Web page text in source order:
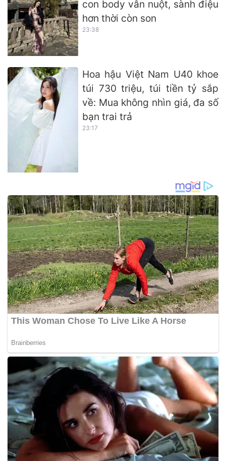
con body vẫn nuột, sành điệu
hơn thời còn son
23:38
Hoa hậu Việt Nam U40 khoe
túi 730 triệu, túi tiền tỷ sắp
về: Mua không nhìn giá, đa số
bạn trai trả
23:17